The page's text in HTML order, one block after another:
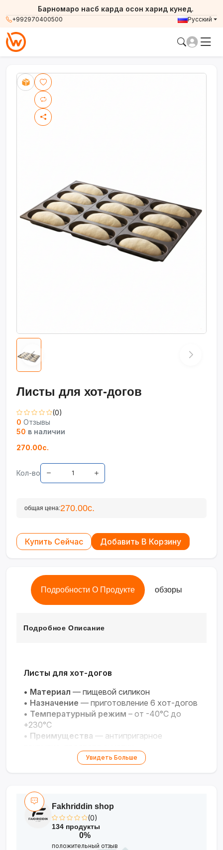
+992970400500
Барномаро насб карда осон харид кунед.
Русский
Листы для хот-догов
(0)
0 Отзывы
50 в наличии
270.00с.
Кол-во
общая цена:270.00с.
Купить Сейчас Добавить В Корзину
Подробности О Продукте обзоры
Подробное Описание
Листы для хот-догов
• Материал — пищевой силикон
• Назначение — приготовление 6 хот-догов
• Температурный режим – от -40°C до
+230°C
• Преимущества — антипригарное
Безопасность— не содержит BPA,
Увидеть Больше
Fakhriddin shop
(0)
134 продукты
0%
положительный отзыв